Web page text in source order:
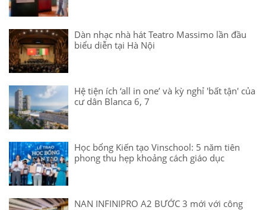
Dàn nhạc nhà hát Teatro Massimo lần đầu
biểu diễn tại Hà Nội
Hệ tiện ích ‘all in one’ và kỳ nghỉ 'bất tận' của
cư dân Blanca 6, 7
Học bổng Kiến tạo Vinschool: 5 năm tiên
phong thu hẹp khoảng cách giáo dục
NAN INFINIPRO A2 BƯỚC 3 mới với công